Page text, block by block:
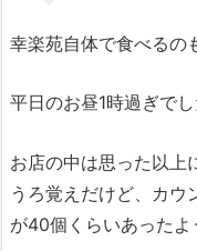
幸楽苑自体で食べるの
平日のお昼1時過ぎで
お店の中は思った以上
うろ覚えだけど、カウ
が40個くらいあったよ